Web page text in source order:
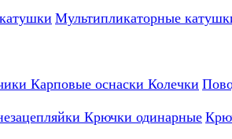
Мультипликаторные
Карповые оснаски Колечки
Крючки одинарные